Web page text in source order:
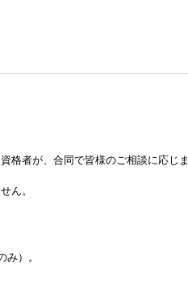
格者が、合同で皆様のご相談に応じま
ん。
み）。